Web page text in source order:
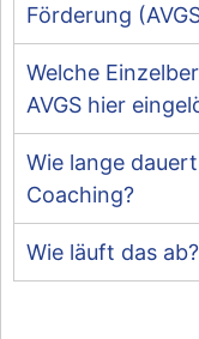
Förderung
Welche
AVGS hier
Wie lange
Coaching?
Wie läuft das ab?